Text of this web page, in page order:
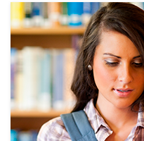
fases do desenvolvimento
formação de um educador
escolares e não…